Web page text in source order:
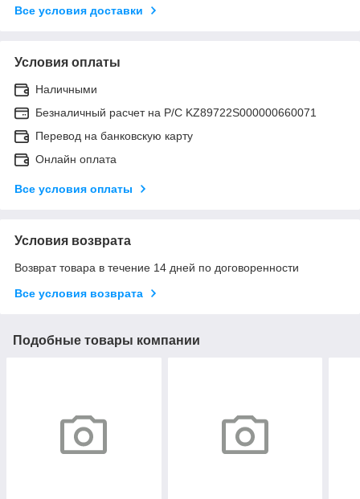
Все условия доставки
Условия оплаты
Наличными
Безналичный расчет на Р/С KZ89722S000000660071
Перевод на банковскую карту
Онлайн оплата
Все условия оплаты
Условия возврата
Возврат товара в течение 14 дней по договоренности
Все условия возврата
Подобные товары компании